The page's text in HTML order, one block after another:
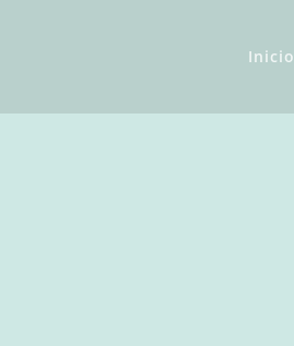
Inicio